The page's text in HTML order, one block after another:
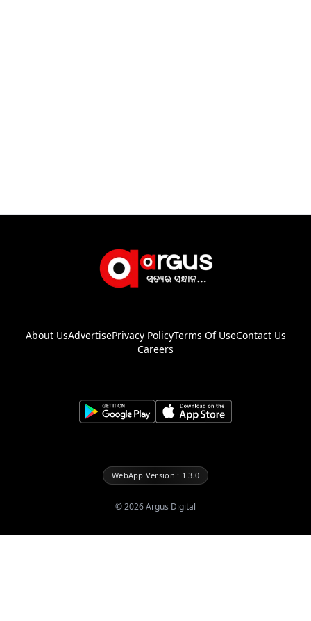
About UsAdvertisePrivacy PolicyTerms Of UseContact Us
Careers
WebApp Version : 1.3.0
©2026Argus Digital